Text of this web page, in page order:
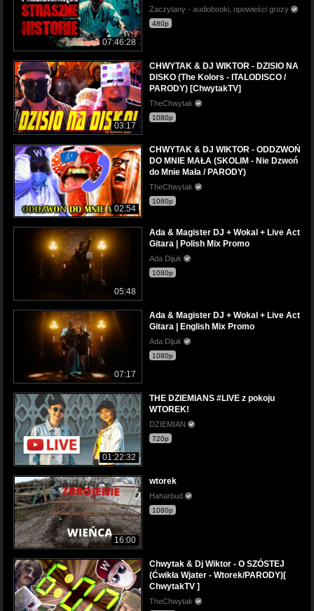
07:46:28
Zaczytany - audiobooki, opowieści grozy
480p
03:17
CHWYTAK & DJ WIKTOR - DZISIO NA
DISKO (The Kolors - ITALODISCO /
PARODY) [ChwytakTV]
TheChwytak
1080p
02:54
CHWYTAK & DJ WIKTOR - ODDZWOŃ
DO MNIE MAŁA (SKOLIM - Nie Dzwoń
do Mnie Mała / PARODY)
TheChwytak
1080p
05:48
Ada & Magister DJ + Wokal + Live Act
Gitara | Polish Mix Promo
Ada Dijuk
1080p
07:17
Ada & Magister DJ + Wokal + Live Act
Gitara | English Mix Promo
Ada Dijuk
1080p
01:22:32
THE DZIEMIANS #LIVE z pokoju
WTOREK!
DZIEMIAN
720p
16:00
wtorek
Haharbud
1080p
Chwytak & Dj Wiktor - O SZÓSTEJ
(Ćwikła Wjater - Wtorek/PARODY)[
ChwytakTV ]
TheChwytak